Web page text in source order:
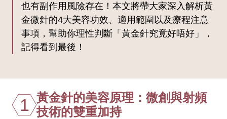
也有副作用風險存在！本文將帶大家深入解析黃
金微針的4大美容功效、適用範圍以及療程注意
事項，幫助你理性判斷「黃金針究竟好唔好」，
記得看到最後！
1 黃金針的美容原理：微創與射頻
技術的雙重加持